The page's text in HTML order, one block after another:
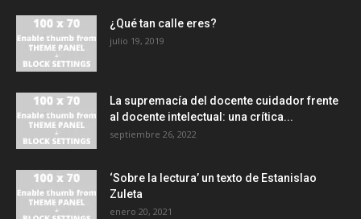
¿Qué tan calle eres?
julio 19, 2019
La supremacía del docente cuidador frente
al docente intelectual: una crítica...
septiembre 26, 2022
‘Sobre la lectura’ un texto de Estanislao
Zuleta
enero 20, 2021